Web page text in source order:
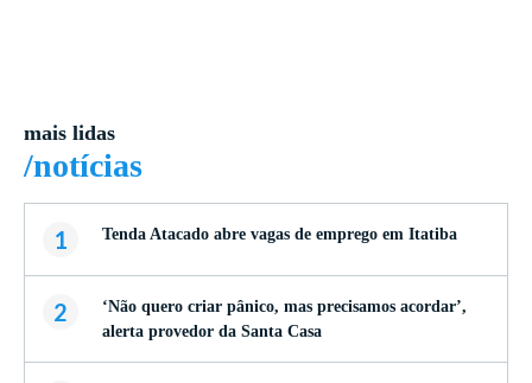
mais lidas
/notícias
1 Tenda Atacado abre vagas de emprego em Itatiba
2
‘Não quero criar pânico, mas precisamos acordar’,
alerta provedor da Santa Casa